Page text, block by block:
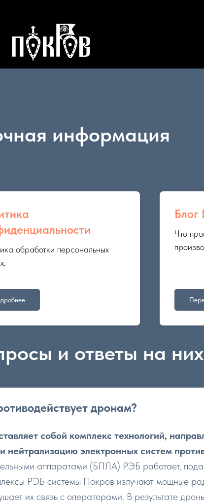
информация
обработки персональных
Блог
Что
и ответы на них
дронам?
собой комплекс технологий,
электронных систем
аппаратами (БПЛА) РЭБ работает,
РЭБ системы Покров излучают мощные
их связь с операторами. В результате